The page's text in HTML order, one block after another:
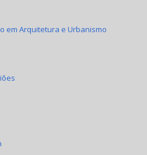
em Arquitetura e Urbanismo